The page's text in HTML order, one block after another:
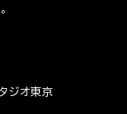
ジオ東京